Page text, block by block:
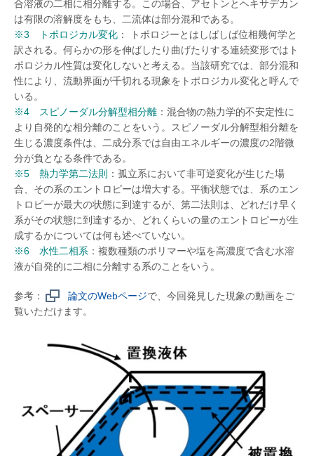
合溶液の二相に相分離する。この場合、アセトンとヘキサデカン
は有限の溶解度をもち、二流体は部分混和である。
※3 トポロジカル変化 ： トポロジーとはしばしば位相幾何学と
訳される。何らかの形を伸ばしたり曲げたりする連続変形ではト
ポロジカル性質は変化しないと考える。当該研究では、部分混和
性により、流動界面が千切れる現象をトポロジカル変化と呼んで
いる。
※4 スピノーダル分解型相分離 ：混合物の熱力学的不安定性に
より自発的な相分離のことをいう。スピノーダル分解型相分離を
生じる濃度条件は、二成分系では自由エネルギーの濃度の2階微
分が負となる条件である。
※5 熱力学第二法則
：孤立系において非可逆変化が生じた場
合、その系のエントロピーは増大する。平衡状態では、系のエン
トロピーが最大の状態に到達するが、第二法則は、どれだけ早く
系がその状態に到達するか、どれくらいの量のエントロピーが生
成するかについては何も述べていない。
※6 水性二相系 ：複数種類のポリマーや塩を高濃度で含む水溶
液が自発的に二相に分離する系のことをいう。
参考： 論文のWebページで、今回発見した現象の動画をご
覧いただけます。